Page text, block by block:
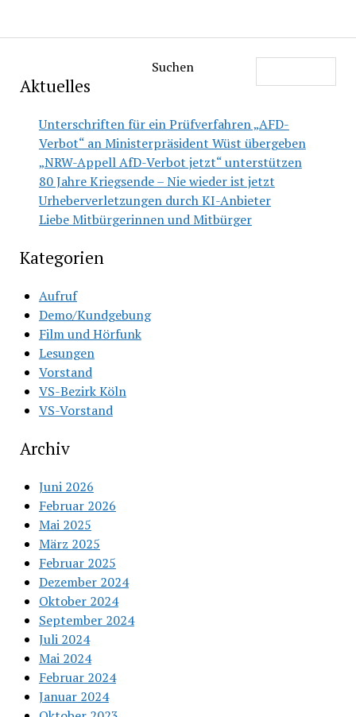
Suchen
Aktuelles
Unterschriften für ein Prüfverfahren „AFD-
Verbot“ an Ministerpräsident Wüst übergeben
„NRW-Appell AfD-Verbot jetzt“ unterstützen
80 Jahre Kriegsende – Nie wieder ist jetzt
Urheberverletzungen durch KI-Anbieter
Liebe Mitbürgerinnen und Mitbürger
Kategorien
Aufruf
Demo/Kundgebung
Film und Hörfunk
Lesungen
Vorstand
VS-Bezirk Köln
VS-Vorstand
Archiv
Juni 2026
Februar 2026
Mai 2025
März 2025
Februar 2025
Dezember 2024
Oktober 2024
September 2024
Juli 2024
Mai 2024
Februar 2024
Januar 2024